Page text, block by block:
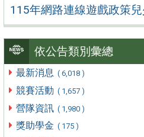
115年網路連線遊戲政策
依公告類別彙總
最新消息 ( 6,018 )
競賽活動 ( 1,657 )
營隊資訊 ( 1,980 )
獎助學金 ( 175 )